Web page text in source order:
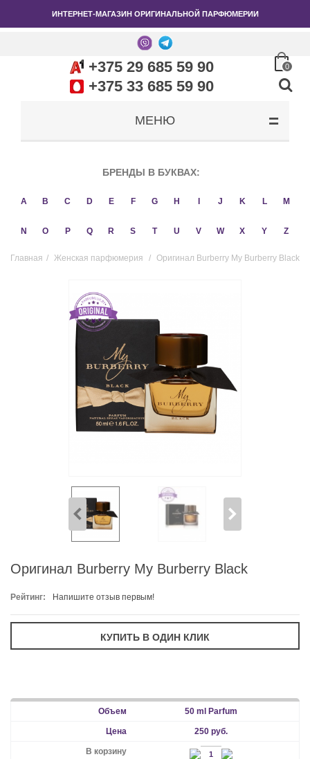
ИНТЕРНЕТ-МАГАЗИН ОРИГИНАЛЬНОЙ ПАРФЮМЕРИИ
+375 29 685 59 90
+375 33 685 59 90
0
МЕНЮ
БРЕНДЫ В БУКВАХ:
A B C D E F G H J K L M
N O P Q R S T U V W X Y Z
Главная / Женская парфюмерия / Оригинал Burberry My Burberry Black
Оригинал Burberry My Burberry Black
Рейтинг: Напишите отзыв первым!
50 ml Parfum
250 руб.